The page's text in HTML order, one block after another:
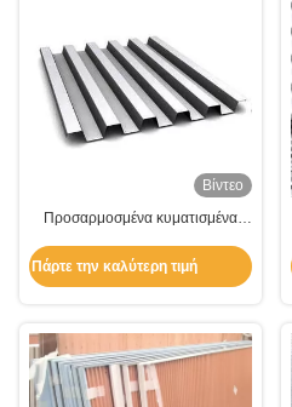
Βίντεο
Προσαρμοσμένα κυματισμένα
οροφή / τοίχο
Πάρτε την καλύτερη τιμή